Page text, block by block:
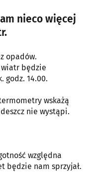
nieco więcej
opadów.
wiatr będzie
godz. 14.00.
wskażą
nie wystąpi.
względna
będzie nam sprzyjał.